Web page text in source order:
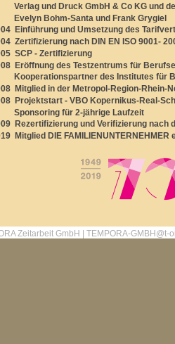
und Druck GmbH & Co KG und
Bohm-Santa und Frank Grygiel
Einführung und Umsetzung des
Zertifizierung nach DIN EN ISO 9001-
SCP - Zertifizierung
Eröffnung des Testzentrums für
des Institutes für
Mitglied in der Metropol-Region-Rhein-
Projektstart - VBO Kopernikus-Real-
für 2-jährige Laufzeit
Rezertifizierung und Verifizierung nach
Mitglied DIE FAMILIENUNTERNEHMER
Zeitarbeit GmbH | TEMPORA-GMBH@t-